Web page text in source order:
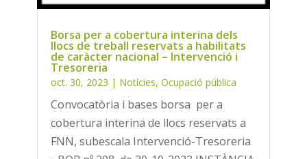
Borsa per a cobertura interina dels
llocs de treball reservats a habilitats
de caràcter nacional – Intervenció i
Tresoreria
oct. 30, 2023 | Notícies, Ocupació pública
Convocatòria i bases borsa per a
cobertura interina de llocs reservats a
FNN, subescala Intervenció-Tresoreria